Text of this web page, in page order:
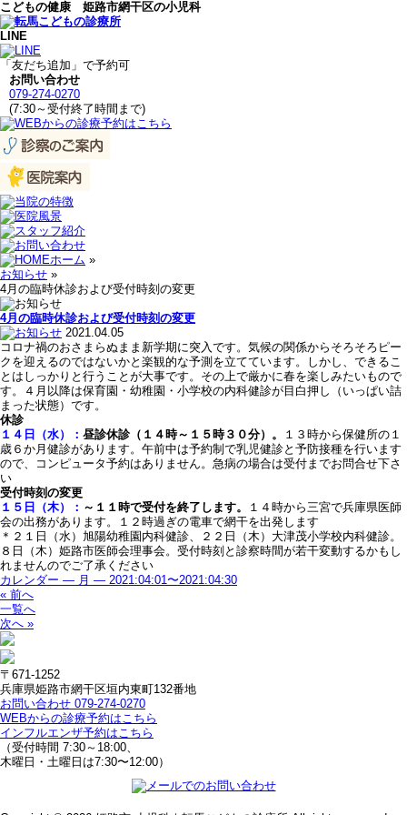
こどもの健康 姫路市網干区の小児科
LINE
「友だち追加」で予約可
お問い合わせ
079-274-0270
(7:30～受付終了時間まで)
ホーム »
お知らせ »
4月の臨時休診および受付時刻の変更
4月の臨時休診および受付時刻の変更
2021.04.05
コロナ禍のおさまらぬまま新学期に突入です。気候の関係からそろそろピー
クを迎えるのではないかと楽観的な予測を立てています。しかし、できるこ
とはしっかりと行うことが大事です。その上で厳かに春を楽しみたいもので
す。４月以降は保育園・幼稚園・小学校の内科健診が目白押し（いっぱい詰
まった状態）です。
休診
１４日（水）： 昼診休診（１４時～１５時３０分）。
１３時から保健所の１
歳６か月健診があります。午前中は予約制で乳児健診と予防接種を行います
ので、コンピュータ予約はありません。急病の場合は受付までお問合せ下さ
い
受付時刻の変更
１５日（木）： ～１１時で受付を終了します。
１４時から三宮で兵庫県医師
会の出務があります。１２時過ぎの電車で網干を出発します
＊２１日（水）旭陽幼稚園内科健診、２２日（木）大津茂小学校内科健診。
８日（木）姫路市医師会理事会。受付時刻と診察時間が若干変動するかもし
れませんのでご了承ください
カレンダー — 月 — 2021:04:01〜2021:04:30
« 前へ
一覧へ
次へ »
〒671-1252
兵庫県姫路市網干区垣内東町132番地
お問い合わせ 079-274-0270
WEBからの診療予約はこちら
インフルエンザ予約はこちら
（受付時間 7:30～18:00、
木曜日・土曜日は7:30〜12:00）